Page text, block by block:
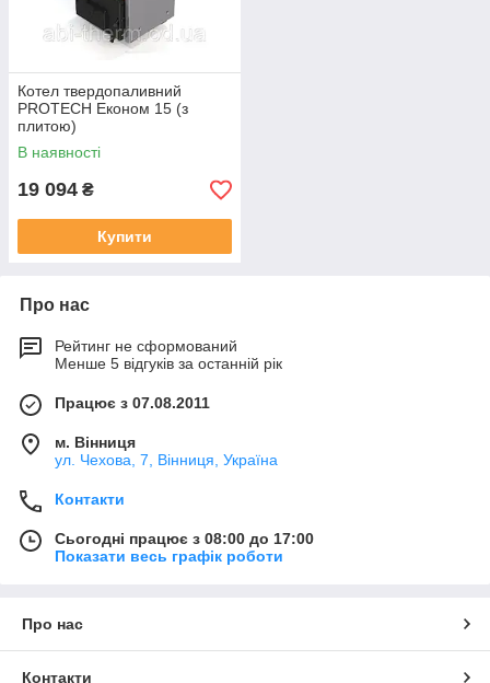
Котел твердопаливний
PROTECH Економ 15 (з
плитою)
В наявності
19 094 ₴
Купити
Про нас
Рейтинг не сформований
Менше 5 відгуків за останній рік
Працює з 07.08.2011
м. Вінниця
ул. Чехова, 7, Вінниця, Україна
Контакти
Сьогодні працює з 08:00 до 17:00
Показати весь графік роботи
Про нас
Контакти